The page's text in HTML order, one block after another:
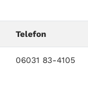
Telefon
06031 83-4105